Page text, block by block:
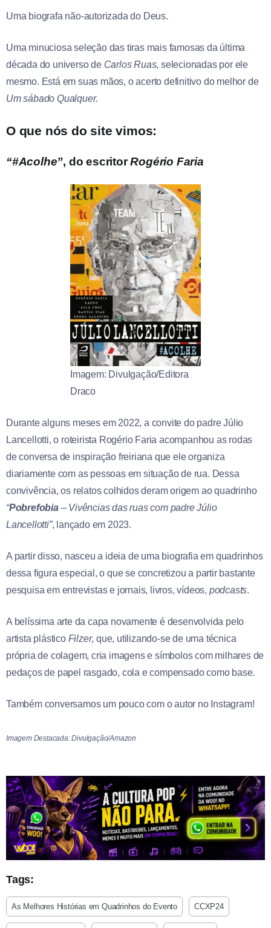
Uma biografa não-autorizada do Deus.
Uma minuciosa seleção das tiras mais famosas da última
década do universo de Carlos Ruas, selecionadas por ele
mesmo. Está em suas mãos, o acerto definitivo do melhor de
Um sábado Qualquer.
O que nós do site vimos:
“#Acolhe”, do escritorRogério Faria
Imagem: Divulgação/Editora
Draco
Durante alguns meses em 2022, a convite do padre Júlio
Lancellotti, o roteirista Rogério Faria acompanhou as rodas
de conversa de inspiração freiriana que ele organiza
diariamente com as pessoas em situação de rua. Dessa
convivência, os relatos colhidos deram origem ao quadrinho
“Pobrefobia– Vivências das ruas com padre Júlio
Lancellotti”, lançado em 2023.
A partir disso, nasceu a ideia de uma biografia em quadrinhos
dessa figura especial, o que se concretizou a partir bastante
pesquisa em entrevistas e jornais, livros, vídeos, podcasts.
A belíssima arte da capa novamente é desenvolvida pelo
artista plástico Filzer, que, utilizando-se de uma técnica
própria de colagem, cria imagens e símbolos com milhares de
pedaços de papel rasgado, cola e compensado como base.
Também conversamos um pouco com o autor no Instagram!
Imagem Destacada: Divulgação/Amazon
Tags:
As Melhores Histórias em Quadrinhos do Evento CCXP24